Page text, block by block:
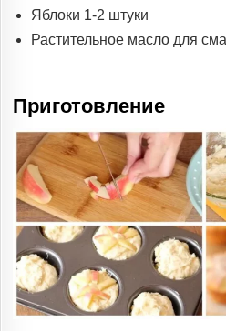
Яблоки 1-2 штуки
Растительное масло для
Приготовление